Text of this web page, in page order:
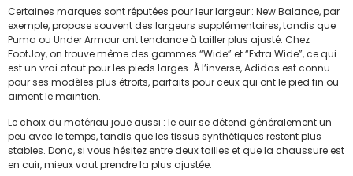
Certaines marques sont réputées pour leur largeur : New Balance, par
exemple, propose souvent des largeurs supplémentaires, tandis que
Puma ou Under Armour ont tendance à tailler plus ajusté. Chez
FootJoy, on trouve même des gammes “Wide” et “Extra Wide”, ce qui
est un vrai atout pour les pieds larges. À l’inverse, Adidas est connu
pour ses modèles plus étroits, parfaits pour ceux qui ont le pied fin ou
aiment le maintien.
Le choix du matériau joue aussi : le cuir se détend généralement un
peu avec le temps, tandis que les tissus synthétiques restent plus
stables. Donc, si vous hésitez entre deux tailles et que la chaussure est
en cuir, mieux vaut prendre la plus ajustée.